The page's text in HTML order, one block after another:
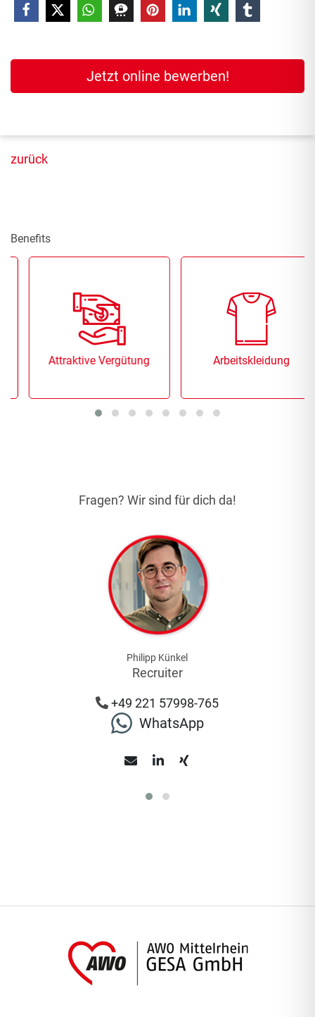
Jetzt online bewerben!
zurück
Benefits
Attraktive Vergütung Arbeitskleidung
Fragen? Wir sind für dich da!
Philipp Künkel
Recruiter
+49 221 57998-765
WhatsApp